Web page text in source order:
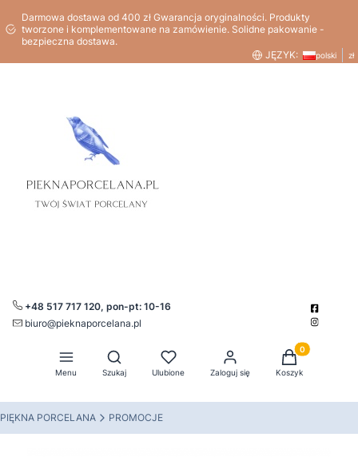
Darmowa dostawa od 400 zł Gwarancja oryginalności. Produkty
tworzone i komplementowane na zamówienie. Solidne pakowanie -
bezpieczna dostawa.
JĘZYK:
polski zł
+48 517 717 120, pon-pt: 10-16
biuro@pieknaporcelana.pl
Menu
Otwórz wyszukiwarkę
Szukaj Ulubione Zaloguj się
Produkty w
Koszyk
PIĘKNA PORCELANA PROMOCJE